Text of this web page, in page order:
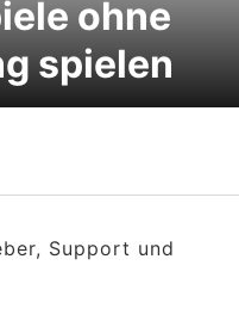
ohne
spielen
Support und